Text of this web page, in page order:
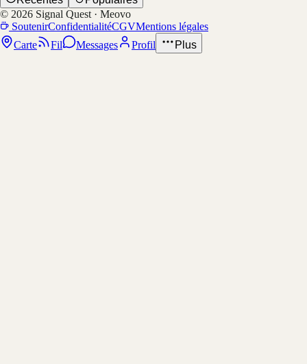
© 2026 Signal Quest · Meovo
SoutenirConfidentialitéCGVMentions légales
Carte
Fil Messages Profil Plus